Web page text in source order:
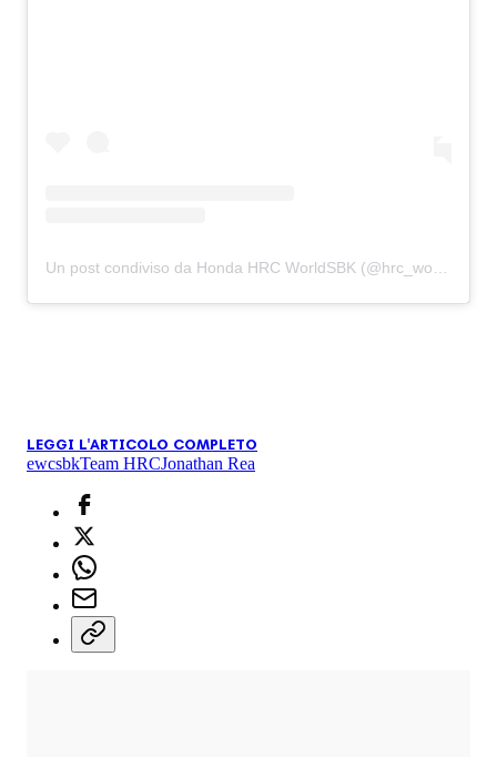
Un post condiviso da Honda HRC WorldSBK (@hrc_worldsbk)
LEGGI L'ARTICOLO COMPLETO
ewcsbkTeam HRCJonathan Rea